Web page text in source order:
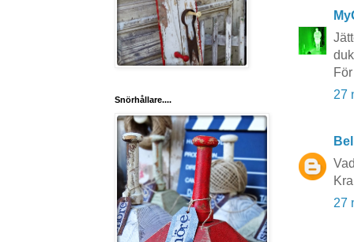
27
27
Snörhållare....